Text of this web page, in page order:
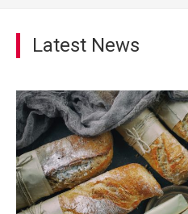
Latest News